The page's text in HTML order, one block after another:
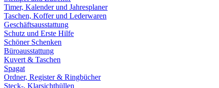
Timer, Kalender und Jahresplaner
Taschen, Koffer und Lederwaren
Geschäftsausstattung
Schutz und Erste Hilfe
Schöner Schenken
Büroausstattung
Kuvert & Taschen
Spagat
Ordner, Register & Ringbücher
Steck-, Klarsichthüllen